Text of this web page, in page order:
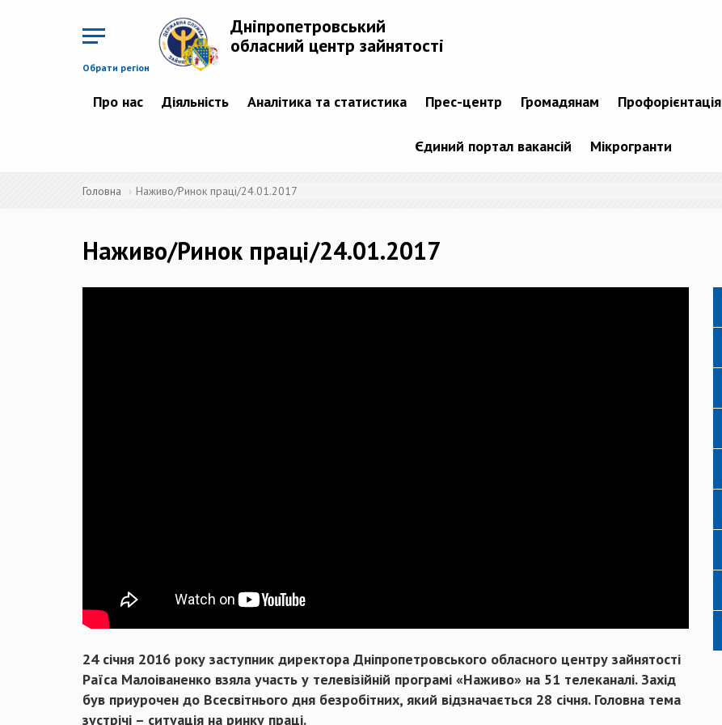
Обрати регіон
Дніпропетровський
обласний центр зайнятості
Про нас Діяльність Аналітика та статистика Прес-центр Громадянам Профорієнтація
Єдиний портал вакансій Мікрогранти
Головна Наживо/Ринок праці/24.01.2017
Наживо/Ринок праці/24.01.2017
24 січня 2016 року заступник директора Дніпропетровського обласного центру зайнятості
Раїса Малоіваненко взяла участь у телевізійній програмі «Наживо» на 51 телеканалі. Захід
був приурочен до Всесвітнього дня безробітних, який відзначається 28 січня. Головна тема
зустрічі – ситуація на ринку праці.